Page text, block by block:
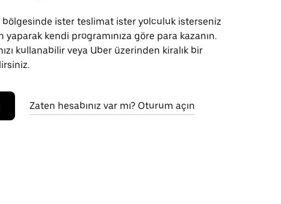
ister teslimat ister yolculuk isterseniz
yaparak kendi programınıza göre para kazanın.
kullanabilir veya Uber üzerinden kiralık bir
Zaten hesabınız var mı? Oturum açın